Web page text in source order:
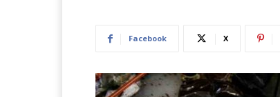
Facebook X